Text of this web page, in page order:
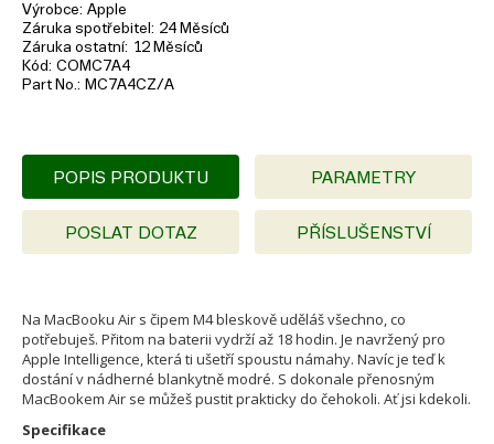
Výrobce Apple
Záruka spotřebitel
24 Měsíců
Záruka ostatní 12 Měsíců
Kód COMC7A4
Part No.
MC7A4CZ/A
POPIS PRODUKTU PARAMETRY
POSLAT DOTAZ PŘÍSLUŠENSTVÍ
Na MacBooku Air s čipem M4 bleskově uděláš všechno, co
potřebuješ. Přitom na baterii vydrží až 18 hodin. Je navržený pro
Apple Intelligence, která ti ušetří spoustu námahy. Navíc je teď k
dostání v nádherné blankytně modré. S dokonale přenosným
MacBookem Air se můžeš pustit prakticky do čehokoli. Ať jsi kdekoli.
Specifikace